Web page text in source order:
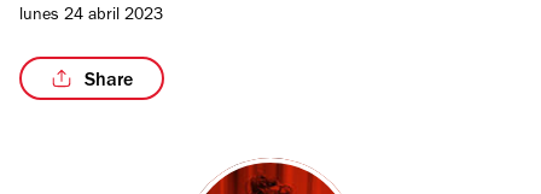
lunes 24 abril 2023
Share